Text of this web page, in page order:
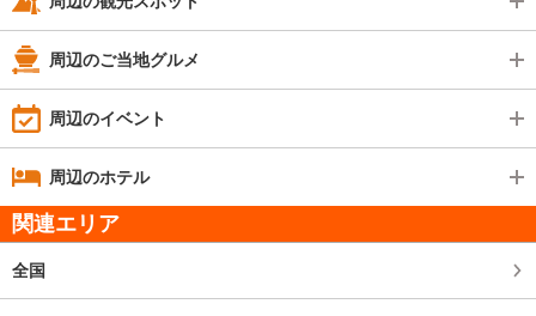
周辺のご当地グルメ
周辺のイベント
周辺のホテル
関連エリア
全国